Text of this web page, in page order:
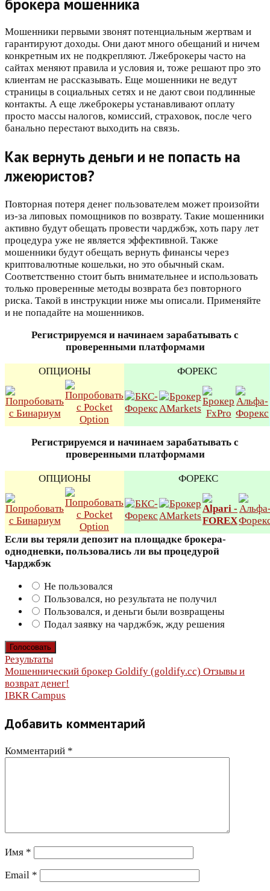
брокера мошенника
Мошенники первыми звонят потенциальным жертвам и
гарантируют доходы. Они дают много обещаний и ничем
конкретным их не подкрепляют. Лжеброкеры часто на
сайтах меняют правила и условия и, тоже решают про это
клиентам не рассказывать. Еще мошенники не ведут
страницы в социальных сетях и не дают свои подлинные
контакты. А еще лжеброкеры устанавливают оплату
просто массы налогов, комиссий, страховок, после чего
банально перестают выходить на связь.
Как вернуть деньги и не попасть на
лжеюристов?
Повторная потеря денег пользователем может произойти
из-за липовых помощников по возврату. Такие мошенники
активно будут обещать провести чарджбэк, хоть пару лет
процедура уже не является эффективной. Также
мошенники будут обещать вернуть финансы через
криптовалютные кошельки, но это обычный скам.
Соответственно стоит быть внимательнее и использовать
только проверенные методы возврата без повторного
риска. Такой в инструкции ниже мы описали. Применяйте
и не попадайте на мошенников.
Регистрируемся и начинаем зарабатывать с
проверенными платформами
ОПЦИОНЫ ФОРЕКС
Регистрируемся и начинаем зарабатывать с
проверенными платформами
ОПЦИОНЫ ФОРЕКС
Если вы теряли депозит на площадке брокера-
однодневки, пользовались ли вы процедурой
Чарджбэк
Не пользовался
Пользовался, но результата не получил
Пользовался, и деньги были возвращены
Подал заявку на чарджбэк, жду решения
Результаты
Навигация
по
Мошеннический брокер Goldify (goldify.cc) Отзывы и
возврат денег!
IBKR Campus
Добавить комментарий
Комментарий *
Имя *
Email *